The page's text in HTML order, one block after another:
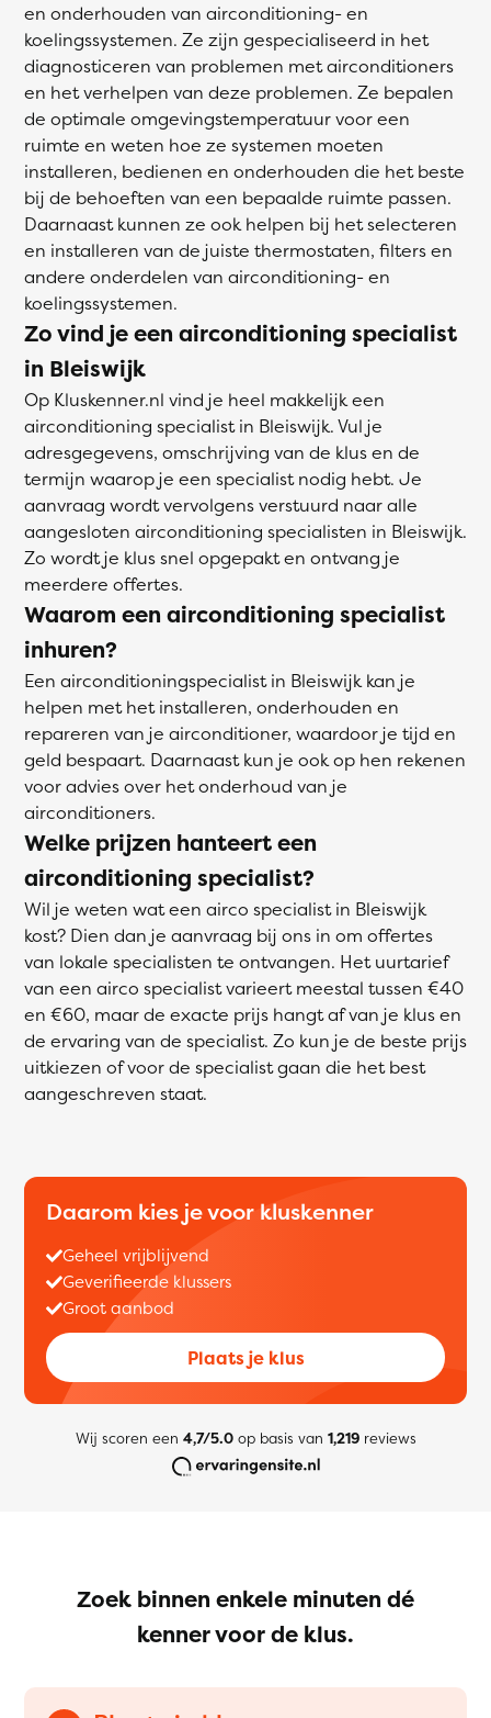
en onderhouden van airconditioning- en
koelingssystemen. Ze zijn gespecialiseerd in het
diagnosticeren van problemen met airconditioners
en het verhelpen van deze problemen. Ze bepalen
de optimale omgevingstemperatuur voor een
ruimte en weten hoe ze systemen moeten
installeren, bedienen en onderhouden die het beste
bij de behoeften van een bepaalde ruimte passen.
Daarnaast kunnen ze ook helpen bij het selecteren
en installeren van de juiste thermostaten, filters en
andere onderdelen van airconditioning- en
koelingssystemen.
Zo vind je een airconditioning specialist
in Bleiswijk
Op Kluskenner.nl vind je heel makkelijk een
airconditioning specialist in Bleiswijk. Vul je
adresgegevens, omschrijving van de klus en de
termijn waarop je een specialist nodig hebt. Je
aanvraag wordt vervolgens verstuurd naar alle
aangesloten airconditioning specialisten in Bleiswijk.
Zo wordt je klus snel opgepakt en ontvang je
meerdere offertes.
Waarom een airconditioning specialist
inhuren?
Een airconditioningspecialist in Bleiswijk kan je
helpen met het installeren, onderhouden en
repareren van je airconditioner, waardoor je tijd en
geld bespaart. Daarnaast kun je ook op hen rekenen
voor advies over het onderhoud van je
airconditioners.
Welke prijzen hanteert een
airconditioning specialist?
Wil je weten wat een airco specialist in Bleiswijk
kost? Dien dan je aanvraag bij ons in om offertes
van lokale specialisten te ontvangen. Het uurtarief
van een airco specialist varieert meestal tussen €40
en €60, maar de exacte prijs hangt af van je klus en
de ervaring van de specialist. Zo kun je de beste prijs
uitkiezen of voor de specialist gaan die het best
aangeschreven staat.
Daarom kies je voor kluskenner
Geheel vrijblijvend
Geverifieerde klussers
Groot aanbod
Plaats je klus
Wij scoren een 4,7/5.0op basis van 1,219reviews
Zoek binnen enkele minuten dé
kenner voor de klus.